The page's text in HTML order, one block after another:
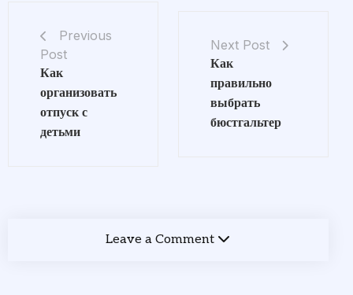
Previous
Post
Как
организовать
отпуск с
детьми
Next Post
Как
правильно
выбрать
бюстгальтер
Leave a Comment